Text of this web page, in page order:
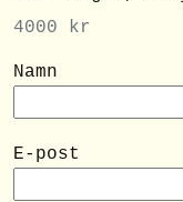
4000
kr
Namn
E-post